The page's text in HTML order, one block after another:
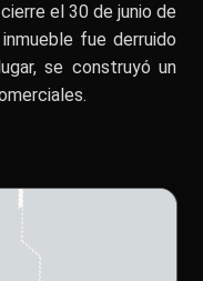
el 30 de junio de
fue derruido
se construyó un